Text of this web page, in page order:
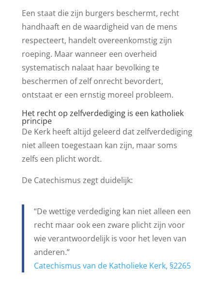
Een staat die zijn burgers beschermt, recht
handhaaft en de waardigheid van de mens
respecteert, handelt overeenkomstig zijn
roeping. Maar wanneer een overheid
systematisch nalaat haar bevolking te
beschermen of zelf onrecht bevordert,
ontstaat er een ernstig moreel probleem.
Het recht op zelfverdediging is een katholiek
principe
De Kerk heeft altijd geleerd dat zelfverdediging
niet alleen toegestaan kan zijn, maar soms
zelfs een plicht wordt.
De Catechismus zegt duidelijk:
“De wettige verdediging kan niet alleen een
recht maar ook een zware plicht zijn voor
wie verantwoordelijk is voor het leven van
anderen.”
Catechismus van de Katholieke Kerk, §2265